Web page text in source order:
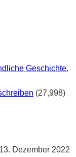
Geschichte.
(27,998)
13. Dezember 2022